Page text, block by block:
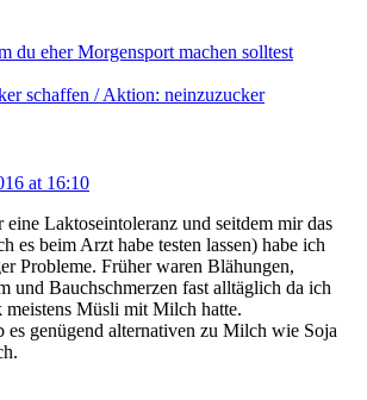
du eher Morgensport machen solltest
schaffen / Aktion: neinzuzucker
at 16:10
eine Laktoseintoleranz und seitdem mir das
es beim Arzt habe testen lassen) habe ich
Probleme. Früher waren Blähungen,
und Bauchschmerzen fast alltäglich da ich
meistens Müsli mit Milch hatte.
es genügend alternativen zu Milch wie Soja